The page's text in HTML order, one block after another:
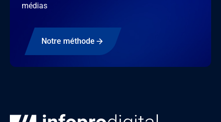
médias
Notre méthode